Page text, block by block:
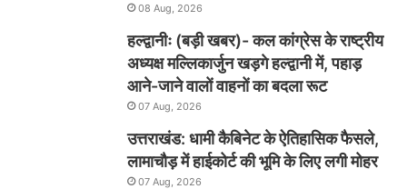
08 Aug, 2026
हल्द्वानीः (बड़ी खबर)- कल कांग्रेस के राष्ट्रीय
अध्यक्ष मल्लिकार्जुन खड़गे हल्द्वानी में, पहाड़
आने-जाने वालों वाहनों का बदला रूट
07 Aug, 2026
उत्तराखंड: धामी कैबिनेट के ऐतिहासिक फैसले,
लामाचौड़ में हाईकोर्ट की भूमि के लिए लगी मोहर
07 Aug, 2026